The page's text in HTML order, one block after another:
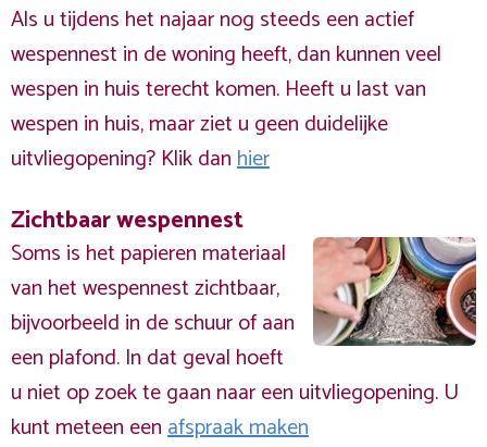
Als u tijdens het najaar nog steeds een actief
wespennest in de woning heeft, dan kunnen veel
wespen in huis terecht komen. Heeft u last van
wespen in huis, maar ziet u geen duidelijke
uitvliegopening? Klik danhier
Zichtbaar wespennest
Soms is het papieren materiaal
van het wespennest zichtbaar,
bijvoorbeeld in de schuur of aan
een plafond. In dat geval hoeft
u niet op zoek te gaan naar een uitvliegopening. U
kunt meteen eenafspraak maken